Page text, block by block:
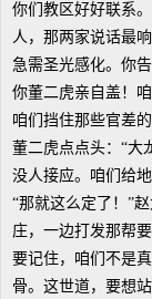
你们教区好好联系
人，那两家说话最
急需圣光感化。你
你董二虎亲自盖！
咱们挡住那些官差
董二虎点点头：“大
没人接应。咱们给
“那就这么定了！”
庄，一边打发那帮
要记住，咱们不是
骨。这世道，要想